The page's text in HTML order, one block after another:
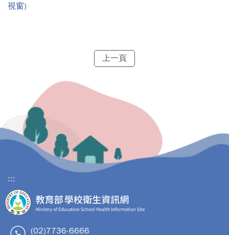
視窗)
上一頁
:::
(02)7736-6666